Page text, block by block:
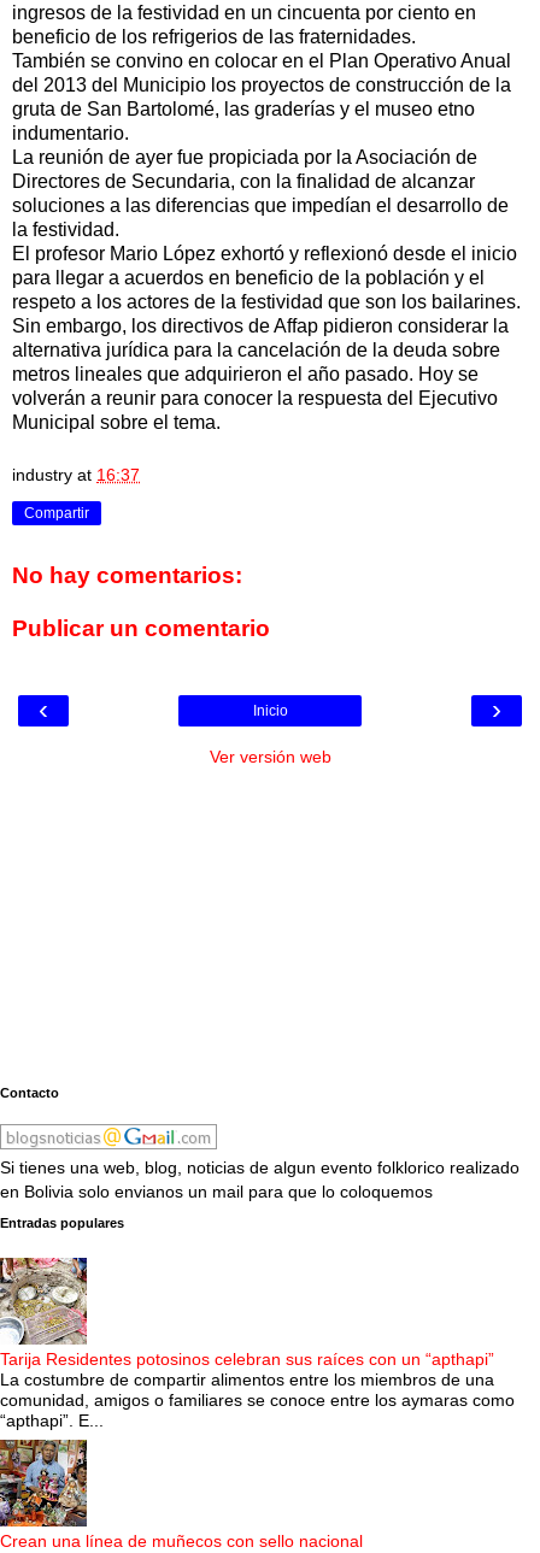
ingresos de la festividad en un cincuenta por ciento en
beneficio de los refrigerios de las fraternidades.
También se convino en colocar en el Plan Operativo Anual
del 2013 del Municipio los proyectos de construcción de la
gruta de San Bartolomé, las graderías y el museo etno
indumentario.
La reunión de ayer fue propiciada por la Asociación de
Directores de Secundaria, con la finalidad de alcanzar
soluciones a las diferencias que impedían el desarrollo de
la festividad.
El profesor Mario López exhortó y reflexionó desde el inicio
para llegar a acuerdos en beneficio de la población y el
respeto a los actores de la festividad que son los bailarines.
Sin embargo, los directivos de Affap pidieron considerar la
alternativa jurídica para la cancelación de la deuda sobre
metros lineales que adquirieron el año pasado. Hoy se
volverán a reunir para conocer la respuesta del Ejecutivo
Municipal sobre el tema.
industry at 16:37
Compartir
No hay comentarios:
Publicar un comentario
‹ ›
Inicio
Ver versión web
Contacto
Si tienes una web, blog, noticias de algun evento folklorico realizado
en Bolivia solo envianos un mail para que lo coloquemos
Entradas populares
Tarija Residentes potosinos celebran sus raíces con un “apthapi”
La costumbre de compartir alimentos entre los miembros de una
comunidad, amigos o familiares se conoce entre los aymaras como
“apthapi”. E...
Crean una línea de muñecos con sello nacional